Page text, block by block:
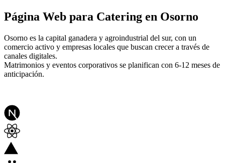
Página Web para Catering en Osorno
Osorno es la capital ganadera y agroindustrial del sur, con un
comercio activo y empresas locales que buscan crecer a través de
canales digitales.
Matrimonios y eventos corporativos se planifican con 6-12 meses de
anticipación.